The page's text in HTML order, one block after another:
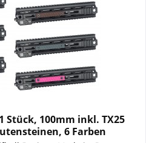
Stück, 100mm inkl. TX25
6 Farben